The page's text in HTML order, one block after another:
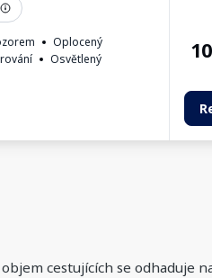
Oplocený
Osvětlený
cestujících se odhaduje